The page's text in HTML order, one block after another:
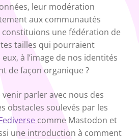
leur modération
aux communautés
constituions une fédération de
tailles qui pourraient
à l’image de nos identités
de façon organique ?
parler avec nous des
obstacles soulevés par les
comme Mastodon et
une introduction à comment